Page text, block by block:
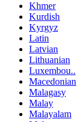
Khmer
Kurdish
Kyrgyz
Latin
Latvian
Lithuanian
Luxembou..
Macedonian
Malagasy
Malay
Malayalam